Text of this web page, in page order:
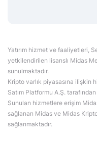
Yatırım hizmet ve faaliyetleri,
yetkilendirilen lisanslı Midas
sunulmaktadır.
Kripto varlık piyasasına ilişkin
Satım Platformu A.Ş.
Sunulan hizmetlere erişim
sağlanan Midas ve Midas
sağlanmaktadır.